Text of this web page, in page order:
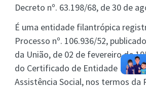
Decreto nº. 63.198/68, de 30 de
É uma entidade filantrópica
Processo nº. 106.936/52,
da União, de 02 de fevereiro de
do Certificado de Entidade
Assistência Social, nos termos da